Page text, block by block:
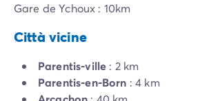
Gare de Ychoux : 10km
Città vicine
Parentis-ville : 2 km
Parentis-en-Born : 4 km